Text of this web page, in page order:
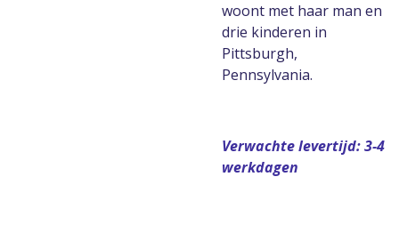
woont met haar man en
drie kinderen in
Pittsburgh,
Pennsylvania.
Verwachte levertijd: 3-4
werkdagen